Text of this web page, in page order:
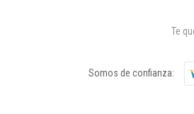
Te
Somos de confianza: